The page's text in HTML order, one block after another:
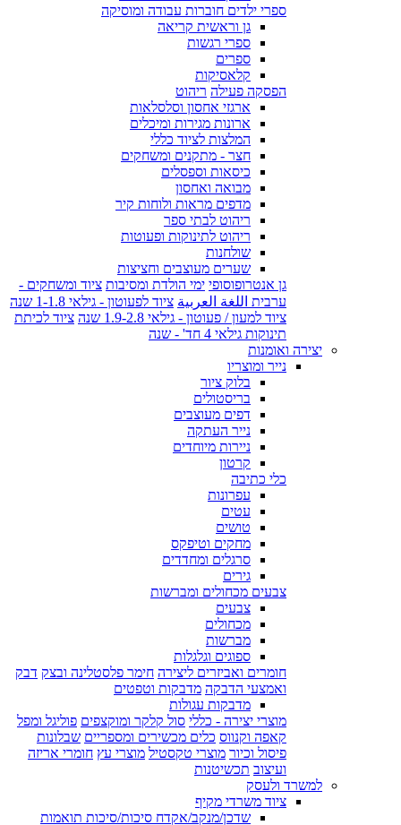
ספרי ילדים חוברות עבודה ומוסיקה
גן וראשית קריאה
ספרי רגשות
ספרים
קלאסיקות
הפסקה פעילה ריהוט
ארגזי אחסון וסלסלאות
ארונות מגירות ומיכלים
המלצות לציוד כללי
חצר - מתקנים ומשחקים
כיסאות וספסלים
מבואה ואחסון
מדפים מראות ולוחות קיר
ריהוט לבתי ספר
ריהוט לתינוקות ופעוטות
שולחנות
שערים מעוצבים וחציצות
גן אנטרופוסופי ימי הולדת ומסיבות ציוד ומשחקים -
ערבית اللغة العربية ציוד לפעוטון - גילאי 1-1.8 שנה
ציוד למעון / פעוטון - גילאי 1.9-2.8 שנה
ציוד לכיתת
תינוקות גילאי 4 חד' - שנה
יצירה ואומנות
נייר ומוצריו
בלוק ציור
בריסטולים
דפים מעוצבים
נייר העתקה
ניירות מיוחדים
קרטון
כלי כתיבה
עפרונות
עטים
טושים
מחקים וטיפקס
סרגלים ומחדדים
גירים
צבעים מכחולים ומברשות
צבעים
מכחולים
מברשות
ספוגים וגלגלות
חומרים ואביזרים ליצירה חימר פלסטלינה ובצק דבק
ואמצעי הדבקה מדבקות וטפטים
מדבקות עגולות
מוצרי יצירה - כללי סול קלקר ומוקצפים פוליגל ומפל
קאפה וקנווס כלים מכשירים ומספריים שבלונות
פיסול וכיור מוצרי טקסטיל מוצרי עץ חומרי אריזה
ועיצוב תכשיטנות
למשרד ולעסק
ציוד משרדי מקיף
שדכן/מנקב/אקדח סיכות/סיכות תואמות